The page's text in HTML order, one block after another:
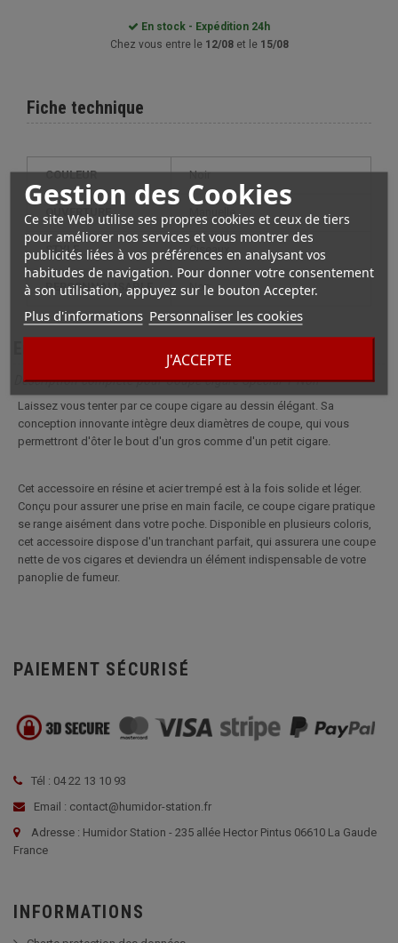
Gestion des Cookies
Ce site Web utilise ses propres cookies et ceux de tiers
pour améliorer nos services et vous montrer des
publicités liées à vos préférences en analysant vos
habitudes de navigation. Pour donner votre consentement
à son utilisation, appuyez sur le bouton Accepter.
Plus d'informations Personnaliser les cookies
J'ACCEPTE
En stock - Expédition 24h
Chez vous entre le 12/08et le 15/08
Fiche technique
COULEUR Noir
OUVERTURE Manuelle
STYLE ciseaux
PERSONNALISABLE non
Description complète pour Coupe cigare Special T Noir
Laissez vous tenter par ce coupe cigare au dessin élégant. Sa
conception innovante intègre deux diamètres de coupe, qui vous
permettront d'ôter le bout d'un gros comme d'un petit cigare.
Cet accessoire en résine et acier trempé est à la fois solide et léger.
Conçu pour assurer une prise en main facile, ce coupe cigare pratique
se range aisément dans votre poche. Disponible en plusieurs coloris,
cet accessoire dispose d'un tranchant parfait, qui assurera une coupe
nette de vos cigares et deviendra un élément indispensable de votre
panoplie de fumeur.
PAIEMENT SÉCURISÉ
Tél : 04 22 13 10 93
Email : contact@humidor-station.fr
Adresse : Humidor Station - 235 allée Hector Pintus 06610 La Gaude
France
INFORMATIONS